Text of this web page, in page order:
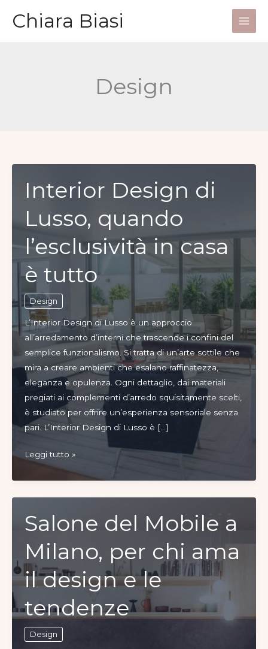
Chiara Biasi
Main
Design
Interior Design di
Lusso, quando
l’esclusività in casa
è tutto
Design
L’Interior Design di Lusso è un approccio
all’arredamento d’interni che trascende i confini del
semplice funzionalismo. Si tratta di un’arte sottile che
mira a creare ambienti che esalano raffinatezza,
eleganza e opulenza. Ogni dettaglio, dai materiali
pregiati ai complementi d’arredo squisitamente scelti,
è studiato per offrire un’esperienza sensoriale senza
pari. L’Interior Design di Lusso è […]
Interior
Design
di
Lusso,
quando
l’esclusività
in
casa
è
tutto
Leggi tutto »
Salone del Mobile a
Milano, per chi ama
il design e le
tendenze
Design